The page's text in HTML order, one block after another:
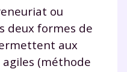
ou
deux formes de
aux
(méthode
?